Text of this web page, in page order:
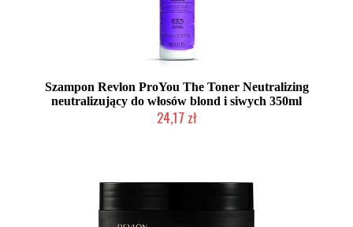
Szampon Revlon ProYou The Toner Neutralizing
neutralizujący do włosów blond i siwych 350ml
24,17 zł